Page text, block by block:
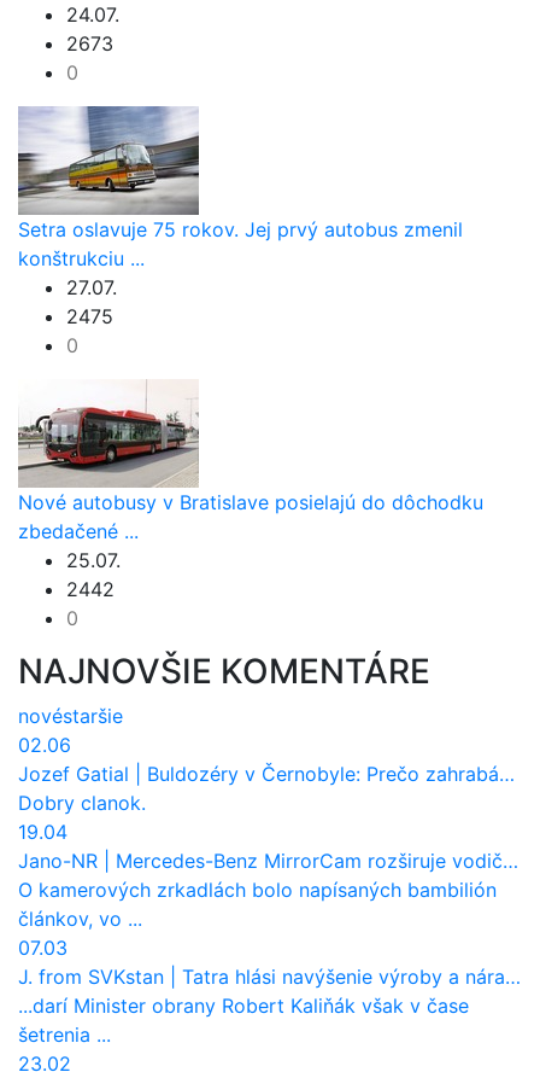
24.07.
2673
0
Setra oslavuje 75 rokov. Jej prvý autobus zmenil
konštrukciu ...
27.07.
2475
0
Nové autobusy v Bratislave posielajú do dôchodku
zbedačené ...
25.07.
2442
0
NAJNOVŠIE KOMENTÁRE
novéstaršie
02.06
Jozef Gatial
Buldozéry v Černobyle: Prečo zahrabávali Červený les pod zem?
Dobry clanok.
19.04
Jano-NR
Mercedes-Benz MirrorCam rozširuje vodičovi výhľad a uberá autobusom odpor vzduchu
O kamerových zrkadlách bolo napísaných bambilión
článkov, vo ...
07.03
J. from SVKstan
Tatra hlási navýšenie výroby a nárast tržieb. Ktorí odberatelia sú kľúčoví?
...darí Minister obrany Robert Kaliňák však v čase
šetrenia ...
23.02